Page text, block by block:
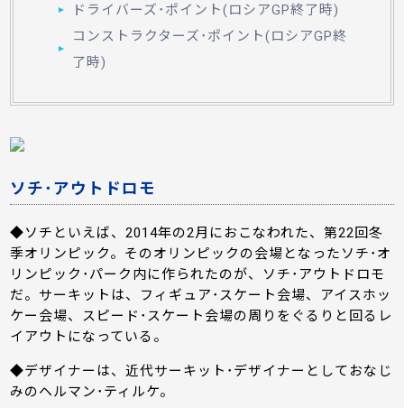
ドライバーズ･ポイント(ロシアGP終了時)
コンストラクターズ･ポイント(ロシアGP終
了時)
ソチ･アウトドロモ
◆ソチといえば、2014年の2月におこなわれた、第22回冬
季オリンピック。そのオリンピックの会場となったソチ･オ
リンピック･パーク内に作られたのが、ソチ･アウトドロモ
だ。サーキットは、フィギュア･スケート会場、アイスホッ
ケー会場、スピード･スケート会場の周りをぐるりと回るレ
イアウトになっている。
◆デザイナーは、近代サーキット･デザイナーとしておなじ
みのヘルマン･ティルケ。